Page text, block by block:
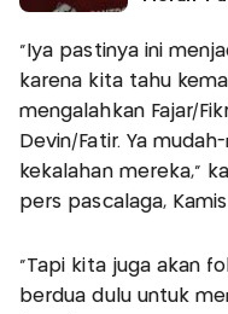
"Iya pastinya ini
karena kita tahu
mengalahkan Fajar/
Devin/Fatir. Ya
kekalahan mereka,"
pers pascalaga,
"Tapi kita juga akan
berdua dulu untuk